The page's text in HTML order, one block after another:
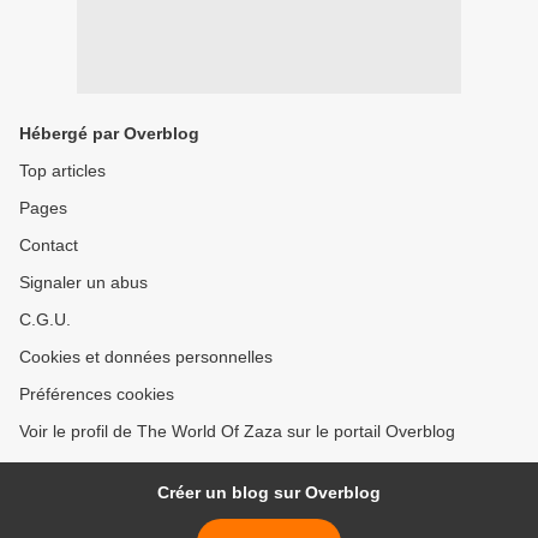
Hébergé par Overblog
Top articles
Pages
Contact
Signaler un abus
C.G.U.
Cookies et données personnelles
Préférences cookies
Voir le profil de The World Of Zaza sur le portail Overblog
Créer un blog sur Overblog